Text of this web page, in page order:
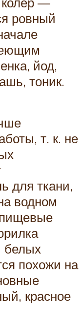
ровный
йод,
тоник.
т. к. не
для ткани,
водном
белых
похожи на
красное